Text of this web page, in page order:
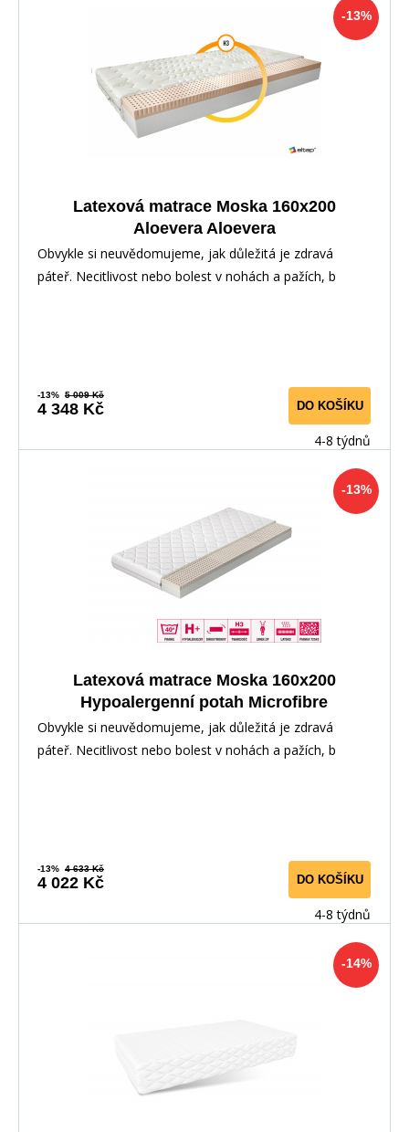
-13%
Latexová matrace Moska 160x200
Aloevera Aloevera
Obvykle si neuvědomujeme, jak důležitá je zdravá
páteř. Necitlivost nebo bolest v nohách a pažích, b
-13% 5 009 Kč
4 348 Kč DO KOŠÍKU
4-8 týdnů
-13%
Latexová matrace Moska 160x200
Hypoalergenní potah Microfibre
Obvykle si neuvědomujeme, jak důležitá je zdravá
páteř. Necitlivost nebo bolest v nohách a pažích, b
-13% 4 633 Kč
4 022 Kč DO KOŠÍKU
4-8 týdnů
-14%